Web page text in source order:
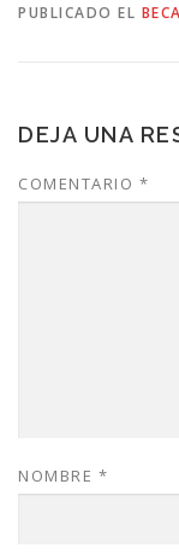
PUBLICADO EL
DEJA UNA
COMENTARIO *
NOMBRE *